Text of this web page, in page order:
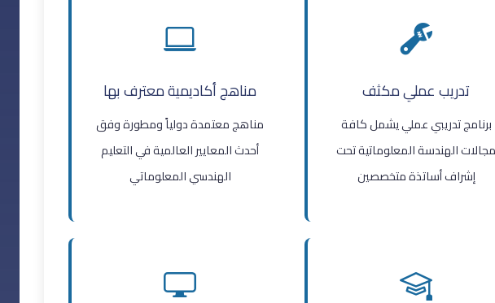
مناهج أكاديمية معترف بها
مناهج معتمدة دولياً ومطورة وفق
أحدث المعايير العالمية في التعليم
الهندسي المعلوماتي
تدريب عملي مكثف
برنامج تدريبي عملي يشمل كافة
مجالات الهندسة المعلوماتية تحت
إشراف أساتذة متخصصين